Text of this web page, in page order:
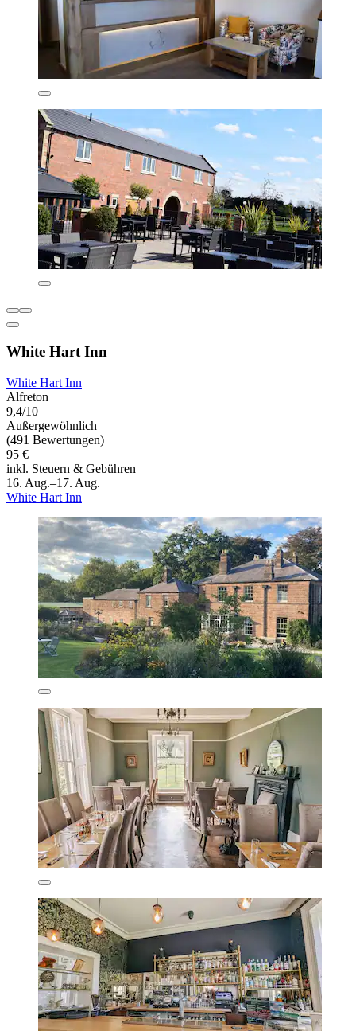
White Hart Inn
White Hart Inn
Alfreton
9,4/10
Außergewöhnlich
(491 Bewertungen)
95 €
inkl. Steuern & Gebühren
16. Aug.–17. Aug.
White Hart Inn